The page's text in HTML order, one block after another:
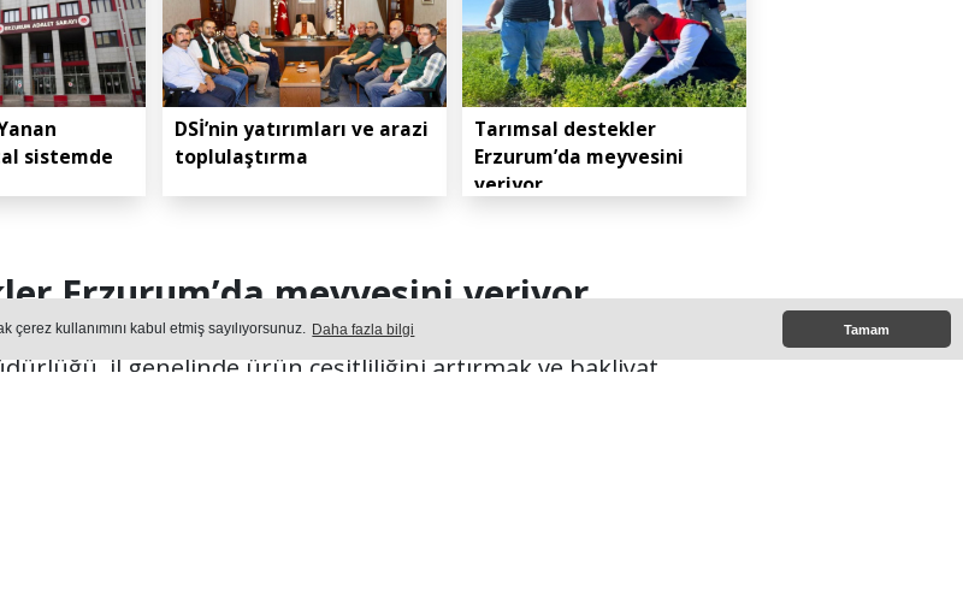
kullanımını kabul etmiş sayılıyorsunuz. Daha fazla bilgi Tamam
sistemde
DSİ’nin yatırımları ve arazi
toplulaştırma
Tarımsal destekler
Erzurum’da meyvesini
veriyor
Erzurum’da meyvesini veriyor
il genelinde ürün çeşitliliğini artırmak ve bakliyat